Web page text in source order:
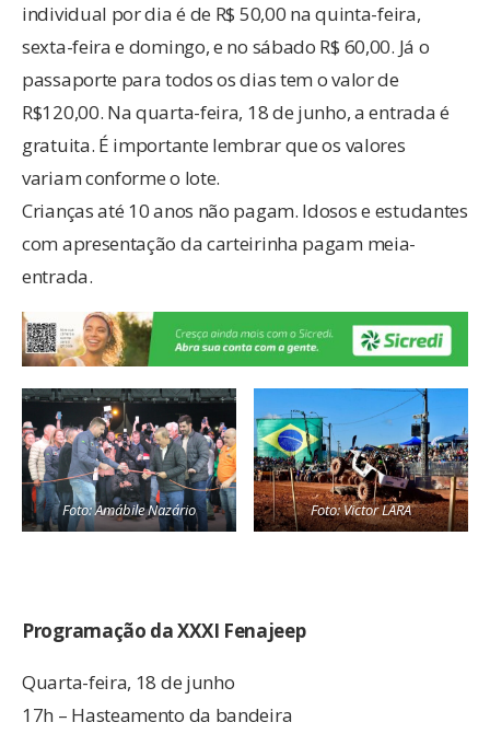
individual por dia é de R$ 50,00 na quinta-feira,
sexta-feira e domingo, e no sábado R$ 60,00. Já o
passaporte para todos os dias tem o valor de
R$120,00. Na quarta-feira, 18 de junho, a entrada é
gratuita. É importante lembrar que os valores
variam conforme o lote.
Crianças até 10 anos não pagam. Idosos e estudantes
com apresentação da carteirinha pagam meia-
entrada.
Foto: Amábile Nazário Foto: Victor LARA
Programação da XXXI Fenajeep
Quarta-feira, 18 de junho
17h – Hasteamento da bandeira